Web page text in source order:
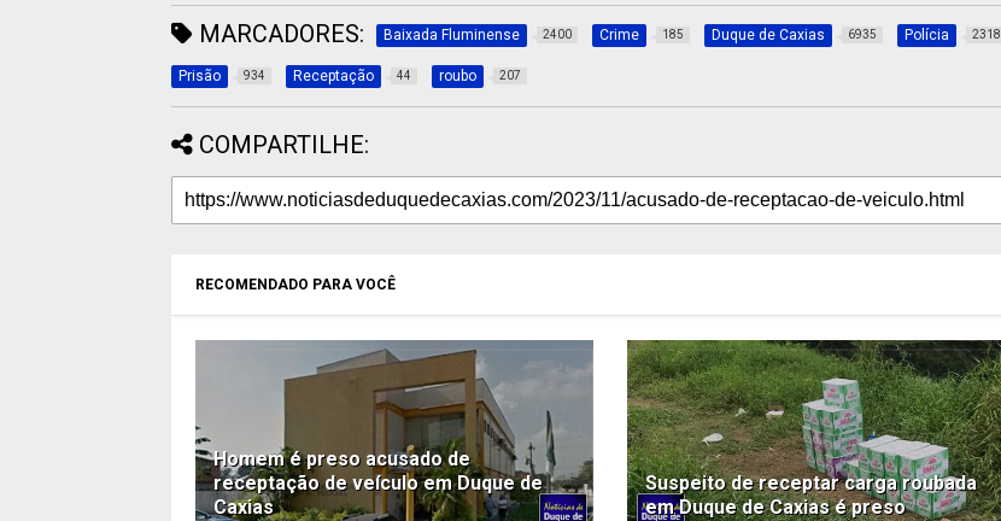
MARCADORES: Baixada Fluminense 2400 Crime 185 Duque de Caxias 6935 Polícia 2318
Prisão 934 Receptação 44 roubo 207
COMPARTILHE:
RECOMENDADO PARA VOCÊ
Homem é preso acusado de
receptação de veículo em Duque de
Caxias
Suspeito de receptar carga roubada
em Duque de Caxias é preso